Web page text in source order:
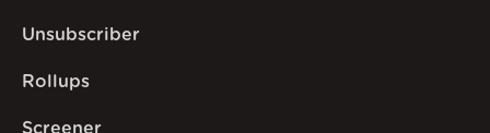
Unsubscriber
Rollups
Screener